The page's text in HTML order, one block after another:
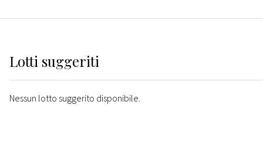
Lotti suggeriti
Nessun lotto suggerito disponibile.